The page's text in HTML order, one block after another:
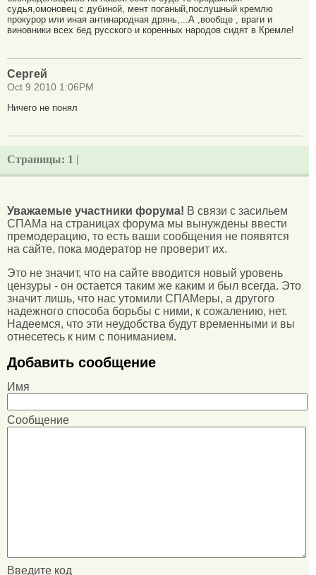
судья,омоновец с дубиной, мент поганый,послушный кремлю
прокурор или иная антинародная дрянь,...А ,вообще , враги и
виновники всех бед русского и коренных народов сидят в Кремле!
Сергей
Oct 9 2010 1:06PM
Ничего не понял
Страницы: 1 |
Уважаемые участники форума! В связи с засильем
СПАМа на страницах форума мы вынуждены ввести
премодерацию, то есть ваши сообщения не появятся
на сайте, пока модератор не проверит их.
Это не значит, что на сайте вводится новый уровень
цензуры - он остается таким же каким и был всегда. Это
значит лишь, что нас утомили СПАМеры, а другого
надежного способа борьбы с ними, к сожалению, нет.
Надеемся, что эти неудобства будут временными и вы
отнесетесь к ним с пониманием.
Добавить сообщение
Имя
Сообщение
Введите код